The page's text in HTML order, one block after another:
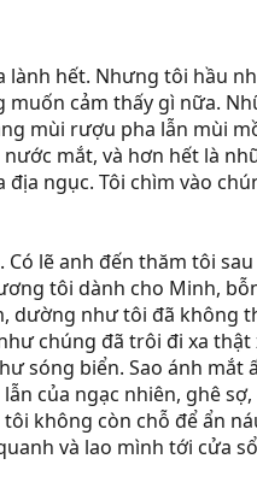
hết. Nhưng tôi hầu
cảm thấy gì nữa.
mùi rượu pha lẫn mùi
mắt, và hơn hết là
ngục. Tôi chìm vào
lẽ anh đến thăm tôi
tôi dành cho Minh,
dường như tôi đã không
chúng đã trôi đi xa
sóng biển. Sao ánh mắt
của ngạc nhiên, ghê
không còn chỗ để ẩn
và lao mình tới cửa